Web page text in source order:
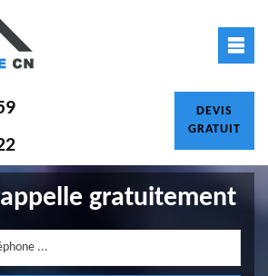
DEVIS
GRATUIT
gratuitement